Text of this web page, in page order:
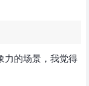
力的场景，我觉得